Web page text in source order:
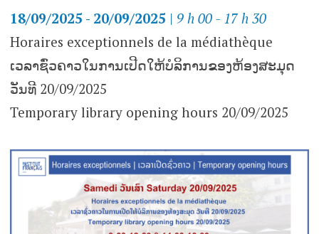
18/09/2025 - 20/09/2025 | 9 h 00 - 17 h 30
Horaires exceptionnels de la médiathèque
ເວລາຊົ່ວຄາວໃນການເປີດໃຫ້ບໍລິການຂອງຫ້ອງສະມຸດ
ວັນທີ 20/09/2025
Temporary library opening hours 20/09/2025